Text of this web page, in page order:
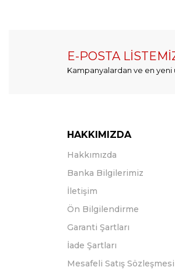
E-POSTA
Kampanyalardan ve en
HAKKIMIZDA
Hakkımızda
Banka Bilgilerimiz
İletişim
Ön Bilgilendirme
Garanti Şartları
İade Şartları
Mesafeli Satış Sözleşmesi